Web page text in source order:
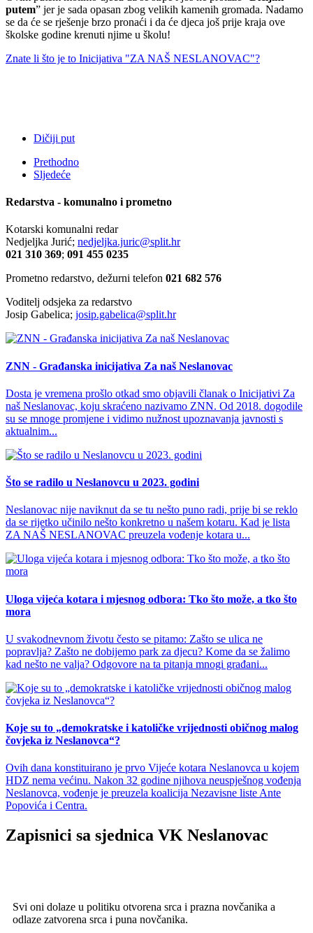
putem” jer je sada opasan zbog velikih kamenih gromada. Nadamo
se da će se rješenje brzo pronaći i da će djeca još prije kraja ove
školske godine krenuti njime u školu!
Znate li što je to Inicijativa "ZA NAŠ NESLANOVAC"?
Dičiji put
Prethodno
Sljedeće
Redarstva - komunalno i prometno
Kotarski komunalni redar
Nedjeljka Jurić; nedjeljka.juric@split.hr
021 310 369; 091 455 0235
Prometno redarstvo, dežurni telefon 021 682 576
Voditelj odsjeka za redarstvo
Josip Gabelica; josip.gabelica@split.hr
ZNN - Građanska inicijativa Za naš Neslanovac
Dosta je vremena prošlo otkad smo objavili članak o Inicijativi Za
naš Neslanovac, koju skraćeno nazivamo ZNN. Od 2018. dogodile
su se mnoge promjene i vidimo nužnost upoznavanja javnosti s
aktualnim...
Što se radilo u Neslanovcu u 2023. godini
Neslanovac nije naviknut da se tu nešto puno radi, prije bi se reklo
da se rijetko učinilo nešto konkretno u našem kotaru. Kad je lista
ZA NAŠ NESLANOVAC preuzela vođenje kotara u...
Uloga vijeća kotara i mjesnog odbora: Tko što može, a tko što
mora
U svakodnevnom životu često se pitamo: Zašto se ulica ne
popravlja? Zašto ne dobijemo park za djecu? Kome da se žalimo
kad nešto ne valja? Odgovore na ta pitanja mnogi građani...
Koje su to „demokratske i katoličke vrijednosti običnog malog
čovjeka iz Neslanovca“?
Ovih dana konstituirano je prvo Vijeće kotara Neslanovca u kojem
HDZ nema većinu. Nakon 32 godine njihova neuspješnog vođenja
Neslanovca, vođenje je preuzela koalicija Nezavisne liste Ante
Popovića i Centra.
Zapisnici sa sjednica VK Neslanovac
Svi oni dolaze u politiku otvorena srca i prazna novčanika a
odlaze zatvorena srca i puna novčanika.